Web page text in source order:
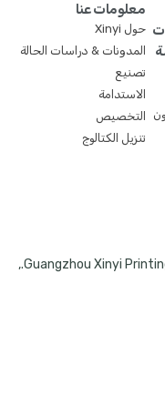
معلومات عنا
حول Xinyi
المدونات & دراسات الحالة
تصنيع
الاستدامة
التخصيص
تنزيل الكتالوج
حقوق الطبع والنشر © 2026 ，شركة Guangzhou Xinyi Printing Co.,